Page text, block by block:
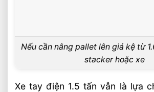
Nếu cần nâng pallet lên giá kệ từ
stacker hoặc xe
Xe tay điện 1.5 tấn vẫn là lựa